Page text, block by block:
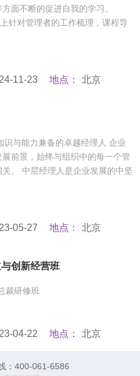
面不断的促进自我的学习。
针对管理者的工作梳理，课程导
11-23 地点： 北京
识与能力兼备的卓越经理人 企业
前景，始终与组织中的每一个管
。 中层经理人是企业发展的中坚
05-27 地点： 北京
创新经营班
裁研修班
04-22 地点： 北京
：400-061-6586